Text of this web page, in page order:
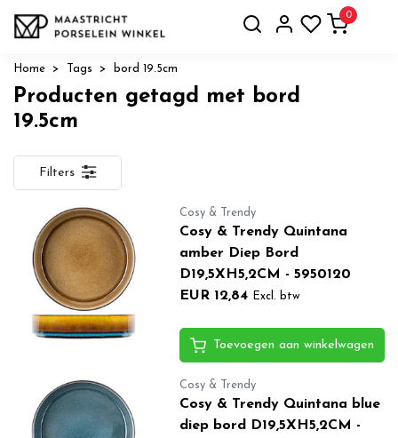
0
Home Tags bord 19.5cm
Producten getagd met bord
19.5cm
Filters
Cosy & Trendy
Cosy & Trendy Quintana
amber Diep Bord
D19,5XH5,2CM - 5950120
EUR 12,84
Excl. btw
Toevoegen aan winkelwagen
Cosy & Trendy
Cosy & Trendy Quintana blue
diep bord D19,5XH5,2CM -